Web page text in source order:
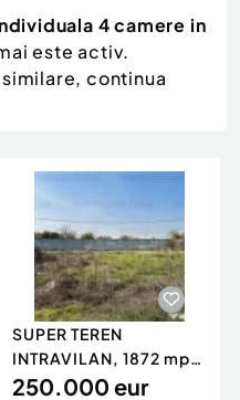
4 camere in
este activ.
continua
SUPER TEREN
INTRAVILAN, 1872 mp,
curte individuala si
250.000 eur